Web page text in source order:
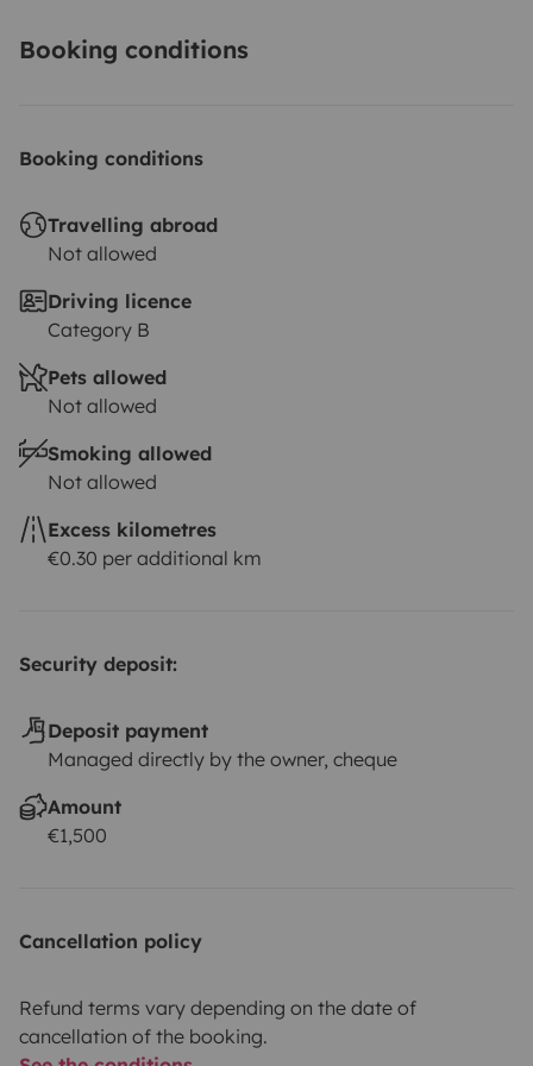
Booking conditions
Booking conditions
Travelling abroad
Not allowed
Driving licence
Category B
Pets allowed
Not allowed
Smoking allowed
Not allowed
Excess kilometres
€0.30 per additional km
Security deposit:
Deposit payment
Managed directly by the owner, cheque
Amount
€1,500
Cancellation policy
Refund terms vary depending on the date of
cancellation of the booking.